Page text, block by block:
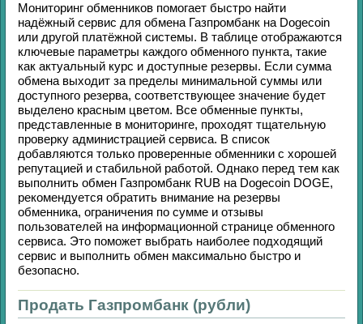
Мониторинг обменников помогает быстро найти
надёжный сервис для обмена Газпромбанк на Dogecoin
или другой платёжной системы. В таблице отображаются
ключевые параметры каждого обменного пункта, такие
как актуальный курс и доступные резервы. Если сумма
обмена выходит за пределы минимальной суммы или
доступного резерва, соответствующее значение будет
выделено красным цветом. Все обменные пункты,
представленные в мониторинге, проходят тщательную
проверку администрацией сервиса. В список
добавляются только проверенные обменники с хорошей
репутацией и стабильной работой. Однако перед тем как
выполнить обмен Газпромбанк RUB на Dogecoin DOGE,
рекомендуется обратить внимание на резервы
обменника, ограничения по сумме и отзывы
пользователей на информационной странице обменного
сервиса. Это поможет выбрать наиболее подходящий
сервис и выполнить обмен максимально быстро и
безопасно.
Продать Газпромбанк (рубли)